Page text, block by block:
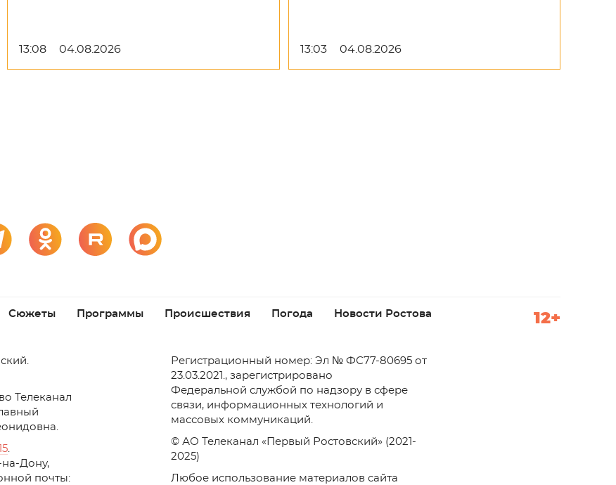
13:08 04.08.2026 13:03 04.08.2026
Сюжеты Программы Происшествия Погода Новости Ростова 12+
Телеканал
.
на-Дону,
почты:
Регистрационный номер: Эл № ФС77-80695 от
23.03.2021., зарегистрировано
Федеральной службой по надзору в сфере
связи, информационных технологий и
массовых коммуникаций.
© АО Телеканал «Первый Ростовский» (2021-
2025)
Любое использование материалов сайта